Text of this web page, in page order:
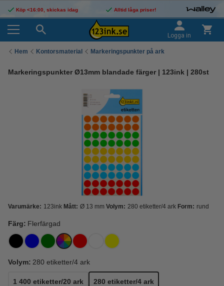
Köp <16:00, skickas idag Alltid låga priser!
Logga in
Hem Kontorsmaterial Markeringspunkter på ark
Markeringspunkter Ø13mm blandade färger | 123ink | 280st
Varumärke: 123ink Mått: Ø 13 mm Volym: 280 etiketter/4 ark Form: rund
Färg: Flerfärgad
Volym: 280 etiketter/4 ark
1 400 etiketter/20 ark 280 etiketter/4 ark